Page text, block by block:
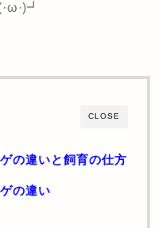
CLOSE
の違いと飼育の仕方
の違い